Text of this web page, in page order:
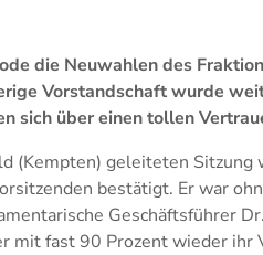
die Neuwahlen des
Vorstandschaft wurde
sich über einen tollen
(Kempten) geleiteten
bestätigt. Er war
Geschäftsführer
mit fast 90 Prozent wieder ihr